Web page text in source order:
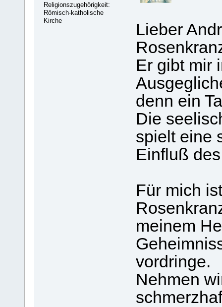
Religionszugehörigkeit:
Römisch-katholische
Kirche
Lieber
Er gibt mir
denn ein
Die
spielt eine
Einfluß
Für mich
meinem
vordringe.
Nehmen